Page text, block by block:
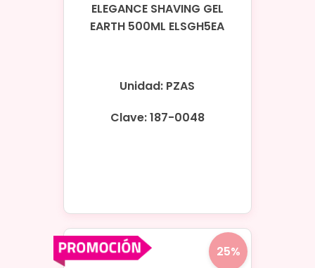
ELEGANCE SHAVING GEL
EARTH 500ML ELSGH5EA
Unidad: PZAS
Clave: 187-0048
25%